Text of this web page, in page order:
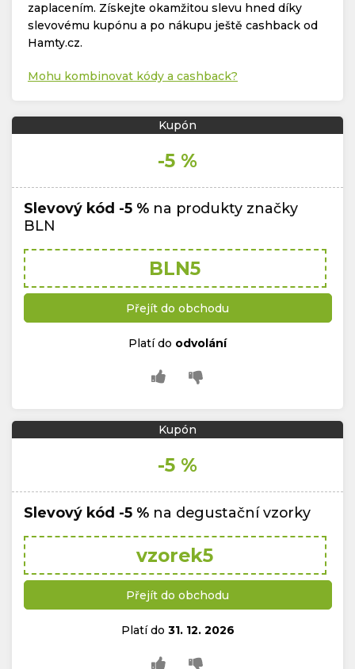
zaplacením. Získejte okamžitou slevu hned díky
slevovému kupónu a po nákupu ještě cashback od
Hamty.cz.
Mohu kombinovat kódy a cashback?
Kupón
-5 %
Slevový kód -5 %na produkty značky
BLN
BLN5
Přejít do obchodu
Platí do odvolání
Kupón
-5 %
Slevový kód -5 %na degustační vzorky
vzorek5
Přejít do obchodu
Platí do 31. 12. 2026